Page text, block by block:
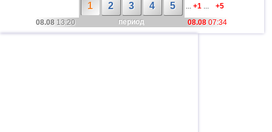
1 2 3 4 5 ...+1 ...
+5
08.08 13:20 период 08.08 07:34